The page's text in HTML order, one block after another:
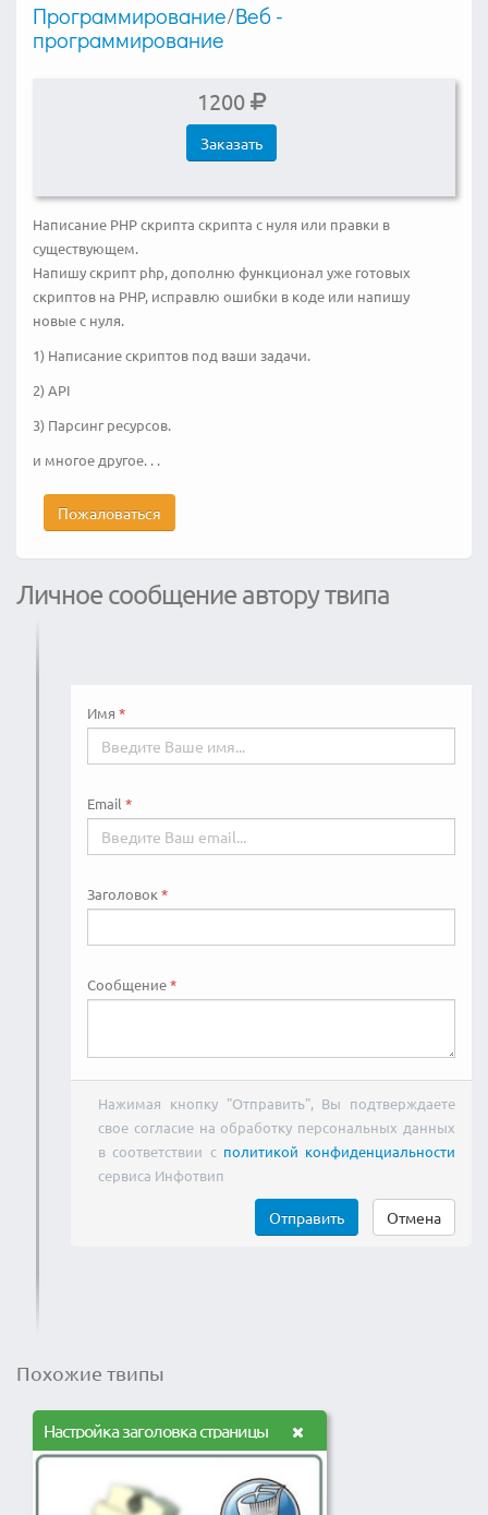
Программирование/Веб -
программирование
1200
Заказать
Написание PHP скрипта скрипта с нуля или правки в
существующем.
Напишу скрипт php, дополню функционал уже готовых
скриптов на PHP, исправлю ошибки в коде или напишу
новые с нуля.
1) Написание скриптов под ваши задачи.
2) API
3) Парсинг ресурсов.
и многое другое. . .
Пожаловаться
Личное сообщение автору твипа
Имя
Email
Заголовок
Сообщение
Нажимая кнопку "Отправить", Вы подтверждаете
свое согласие на обработку персональных данных
в соответствии с политикой конфиденциальности
сервиса Инфотвип
Отправить Отмена
Похожие твипы
Настройка заголовка страницы